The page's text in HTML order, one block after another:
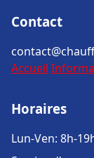
Contact
Accueil
Horaires
Lun-Ven: 8h-